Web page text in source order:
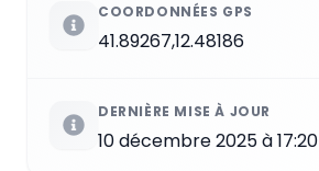
COORDONNÉES GPS
41.89267,12.48186
DERNIÈRE MISE À JOUR
10 décembre 2025 à 17:20